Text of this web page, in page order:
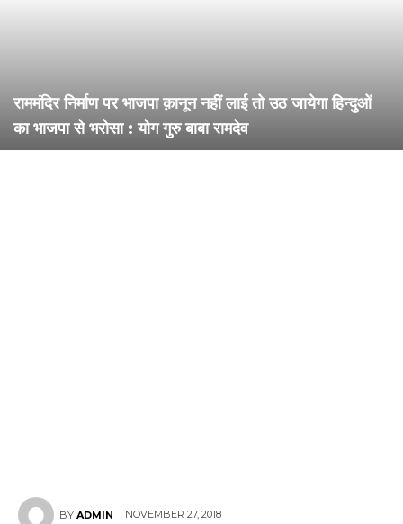
राममंदिर निर्माण पर भाजपा क़ानून नहीं लाई तो उठ जायेगा हिन्दुओं
का भाजपा से भरोसा : योग गुरु बाबा रामदेव
BY ADMIN NOVEMBER 27, 2018